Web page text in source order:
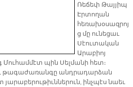
Ռեճեփ Թայյիպ
Էրտողան
հեռախօսազրոյ
ց մը ունեցաւ
Սէուտական
Արաբիոյ
պին Սելմանի հետ։
թագաժառանգը անդրադարձան
ինչպէս նաեւ